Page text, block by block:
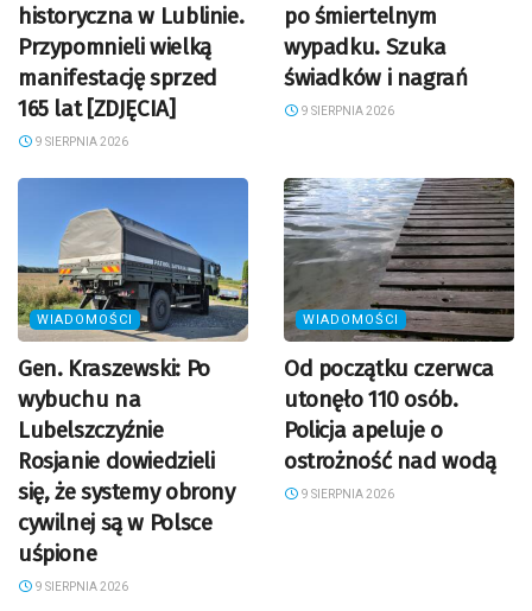
historyczna w Lublinie.
Przypomnieli wielką
manifestację sprzed
165 lat [ZDJĘCIA]
9 SIERPNIA 2026
po śmiertelnym
wypadku. Szuka
świadków i nagrań
9 SIERPNIA 2026
WIADOMOŚCI
Gen. Kraszewski: Po
wybuchu na
Lubelszczyźnie
Rosjanie dowiedzieli
się, że systemy obrony
cywilnej są w Polsce
uśpione
9 SIERPNIA 2026
WIADOMOŚCI
Od początku czerwca
utonęło 110 osób.
Policja apeluje o
ostrożność nad wodą
9 SIERPNIA 2026